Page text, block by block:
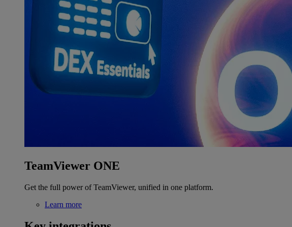
TeamViewer ONE
Get the full power of TeamViewer, unified in one platform.
Learn more